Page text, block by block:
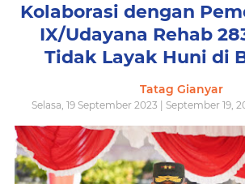
Kolaborasi dengan
IX/Udayana Rehab
Tidak Layak Huni di
Tatag Gianyar
Selasa, 19 September 2023 | September 19,